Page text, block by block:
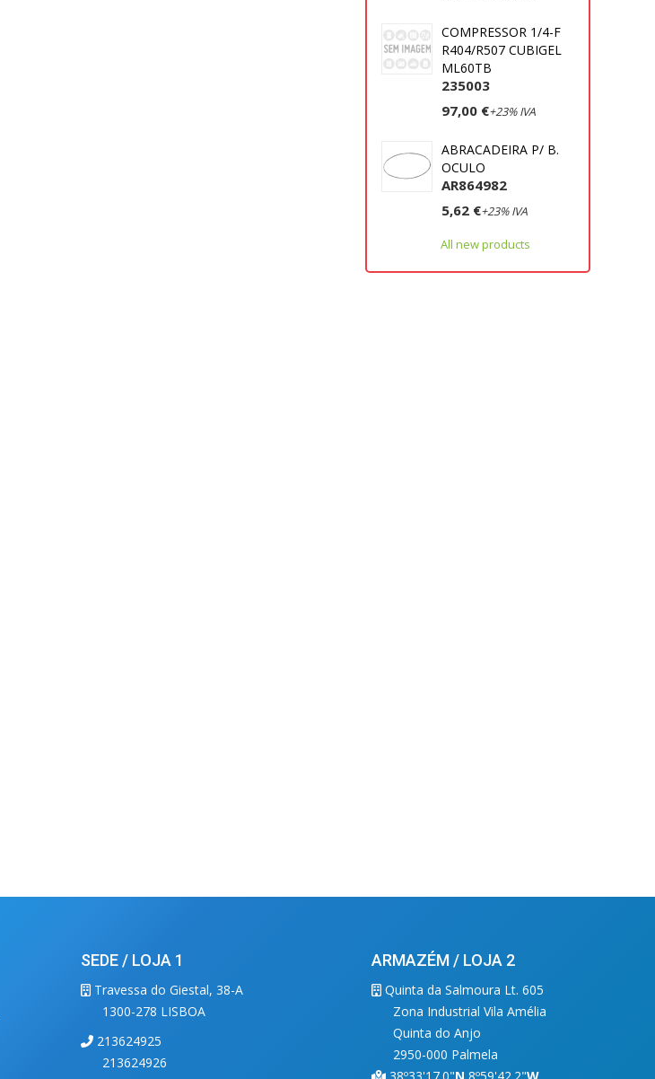
COMPRESSOR 1/4-F
R404/R507 CUBIGEL
ML60TB
235003
97,00 €+23% IVA
ABRACADEIRA P/ B.
OCULO
AR864982
5,62 €+23% IVA
All new products
SEDE / LOJA 1
Travessa do Giestal, 38-A
1300-278 LISBOA
213624925
213624926
ARMAZÉM / LOJA 2
Quinta da Salmoura Lt. 605
Zona Industrial Vila Amélia
Quinta do Anjo
2950-000 Palmela